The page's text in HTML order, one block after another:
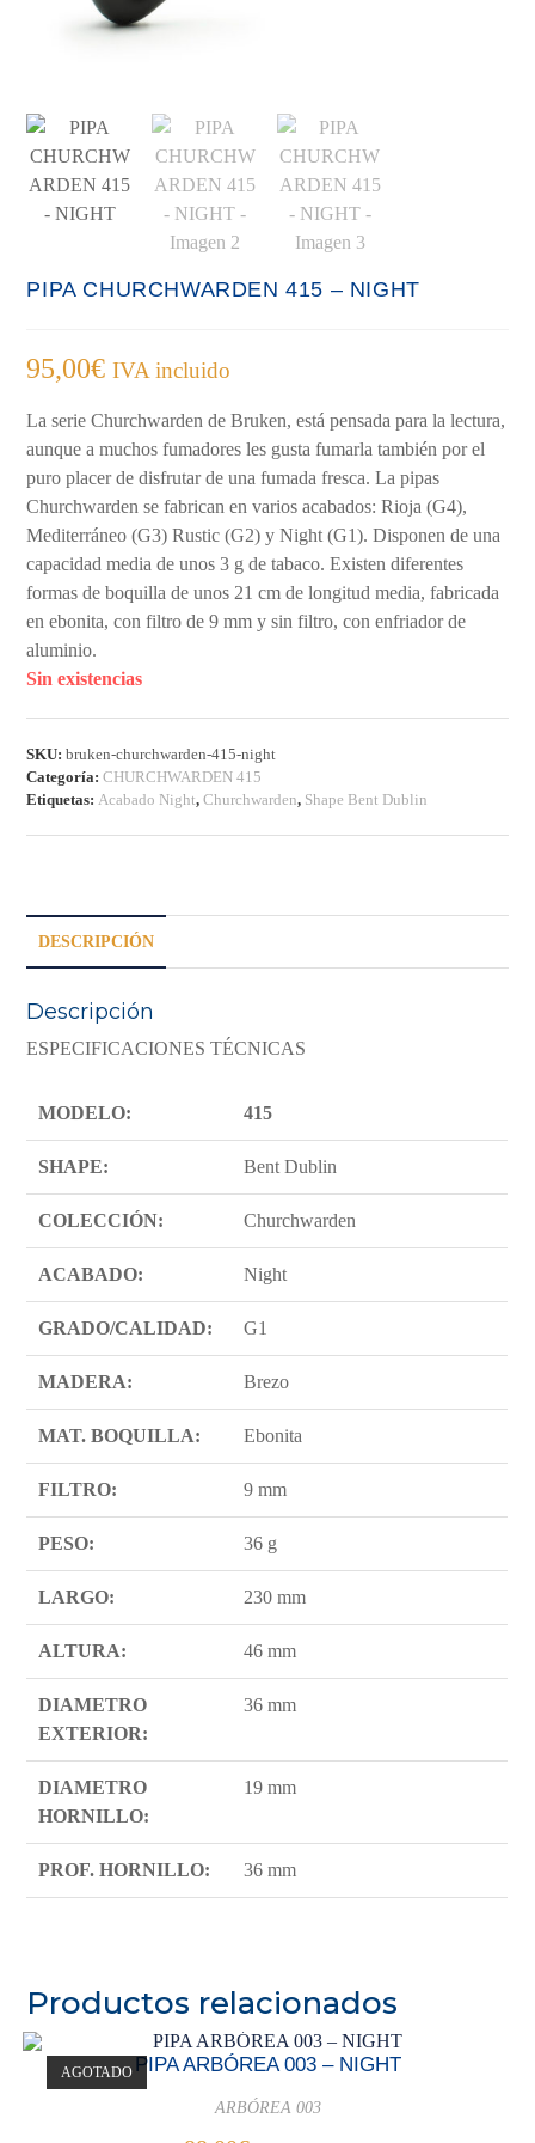
PIPA CHURCHWARDEN 415 – NIGHT
95,00€ IVA incluido
La serie Churchwarden de Bruken, está pensada para la lectura,
aunque a muchos fumadores les gusta fumarla también por el
puro placer de disfrutar de una fumada fresca. La pipas
Churchwarden se fabrican en varios acabados: Rioja (G4),
Mediterráneo (G3) Rustic (G2) y Night (G1). Disponen de una
capacidad media de unos 3 g de tabaco. Existen diferentes
formas de boquilla de unos 21 cm de longitud media, fabricada
en ebonita, con filtro de 9 mm y sin filtro, con enfriador de
aluminio.
Sin existencias
SKU:bruken-churchwarden-415-night
Categoría:CHURCHWARDEN 415
Etiquetas:Acabado Night,Churchwarden, Shape Bent Dublin
DESCRIPCIÓN
Descripción
ESPECIFICACIONES TÉCNICAS
MODELO: 415
SHAPE: Bent Dublin
COLECCIÓN: Churchwarden
ACABADO: Night
GRADO/CALIDAD: G1
MADERA: Brezo
MAT. BOQUILLA: Ebonita
FILTRO: 9 mm
PESO: 36 g
LARGO: 230 mm
ALTURA: 46 mm
DIAMETRO
EXTERIOR:
36 mm
DIAMETRO
HORNILLO:
19 mm
PROF. HORNILLO: 36 mm
Productos relacionados
AGOTADO PIPA ARBÓREA 003 – NIGHT
ARBÓREA 003